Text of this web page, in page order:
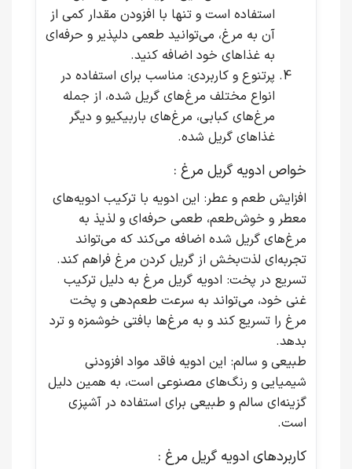
استفاده است و تنها با افزودن مقدار کمی از
آن به مرغ، می‌توانید طعمی دلپذیر و حرفه‌ای
به غذاهای خود اضافه کنید.
پرتنوع و کاربردی: مناسب برای استفاده در
انواع مختلف مرغ‌های گریل شده، از جمله
مرغ‌های کبابی، مرغ‌های باربیکیو و دیگر
غذاهای گریل شده.
خواص ادویه گریل مرغ :
افزایش طعم و عطر: این ادویه با ترکیب ادویه‌های
معطر و خوش‌طعم، طعمی حرفه‌ای و لذیذ به
مرغ‌های گریل شده اضافه می‌کند که می‌تواند
تجربه‌ای لذت‌بخش از گریل کردن مرغ فراهم کند.
تسریع در پخت: ادویه گریل مرغ به دلیل ترکیب
غنی خود، می‌تواند به سرعت طعم‌دهی و پخت
مرغ را تسریع کند و به مرغ‌ها بافتی خوشمزه و ترد
بدهد.
طبیعی و سالم: این ادویه فاقد مواد افزودنی
شیمیایی و رنگ‌های مصنوعی است، به همین دلیل
گزینه‌ای سالم و طبیعی برای استفاده در آشپزی
است.
کاربردهای ادویه گریل مرغ :